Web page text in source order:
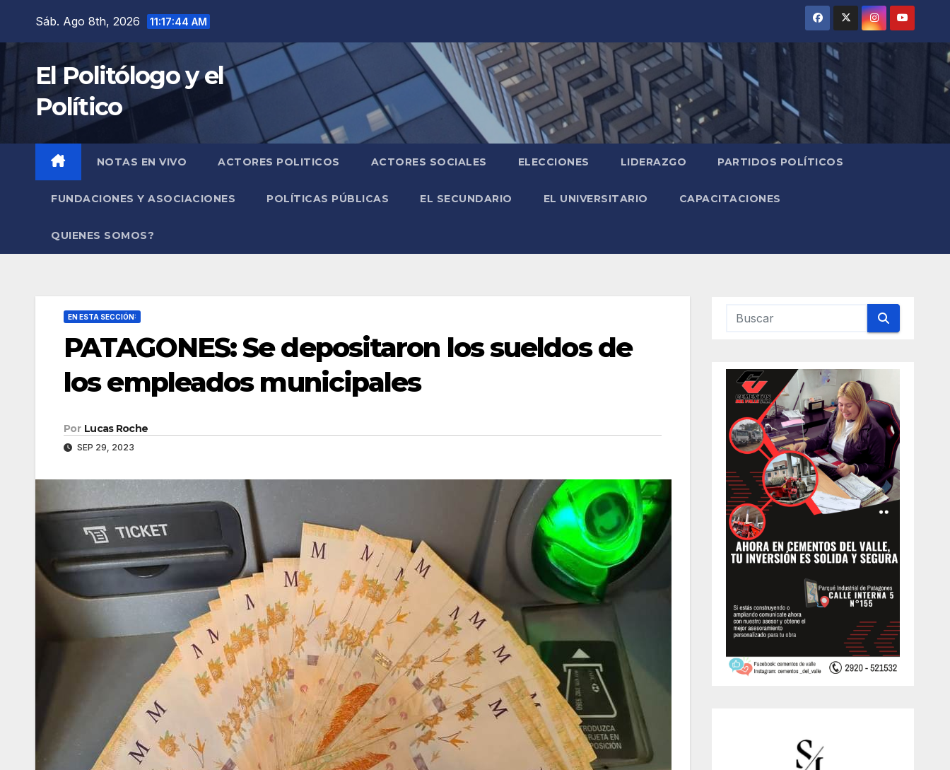
Sáb. Ago 8th, 2026 11:17:45 AM
El Politólogo y el
Político
NOTAS EN VIVO ACTORES POLITICOS ACTORES SOCIALES ELECCIONES LIDERAZGO PARTIDOS POLÍTICOS
FUNDACIONES Y ASOCIACIONES POLÍTICAS PÚBLICAS EL SECUNDARIO EL UNIVERSITARIO CAPACITACIONES
QUIENES SOMOS?
EN ESTA SECCIÓN:
PATAGONES: Se depositaron los sueldos de
los empleados municipales
Por Lucas Roche
SEP 29, 2023